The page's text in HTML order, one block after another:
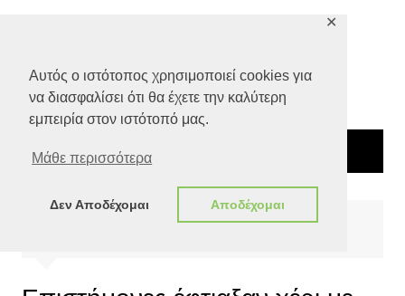
Αυτός ο ιστότοπος χρησιμοποιεί cookies για
να διασφαλίσει ότι θα έχετε την καλύτερη
εμπειρία στον ιστότοπό μας.
Μάθε περισσότερα
Δεν Αποδέχομαι Αποδέχομαι
✕
Τεχνολογία